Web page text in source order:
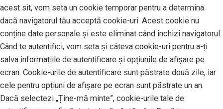
acest sit, vom seta un cookie temporar pentru a determina
dacă navigatorul tău acceptă cookie-uri. Acest cookie nu
conține date personale și este eliminat când închizi navigatorul.
Când te autentifici, vom seta și câteva cookie-uri pentru a-ți
salva informațiile de autentificare și opțiunile de afișare pe
ecran. Cookie-urile de autentificare sunt păstrate două zile, iar
cele pentru opțiuni de afișare pe ecran sunt păstrate un an.
Dacă selectezi „Ține-mă minte”, cookie-urile tale de